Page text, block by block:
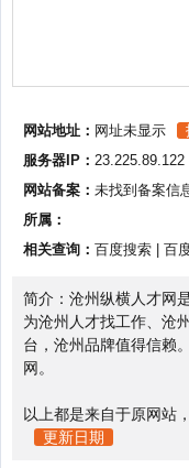
网站地址： 网址未显示
服务器IP： 23.225.89.122
网站备案： 未找到备案信
所属：
相关查询： 百度搜索 百
简介：沧州纵横人才网
为沧州人才找工作、沧
台，沧州品牌值得信赖
网。
以上都是来自于原网站
更新日期